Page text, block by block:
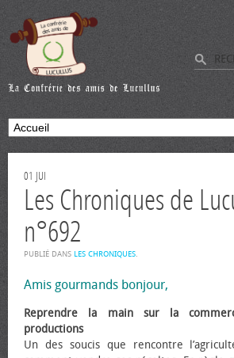
01 JUI
Les Chroniques de
n°692
PUBLIÉ DANS LES CHRONIQUES.
Amis gourmands bonjour,
Reprendre la main sur la
productions
Un des soucis que rencontre